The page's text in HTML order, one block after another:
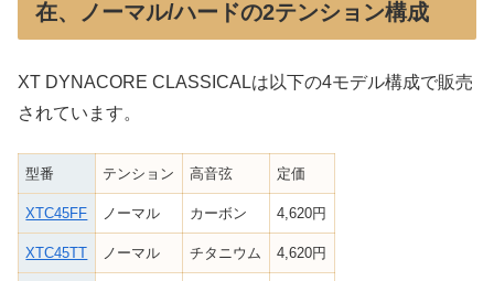
在、ノーマル/ハードの2テンション構成
XT DYNACORE CLASSICALは以下の4モデル構成で販売
されています。
型番 テンション 高音弦 定価
XTC45FF ノーマル カーボン 4,620円
XTC45TT ノーマル チタニウム 4,620円